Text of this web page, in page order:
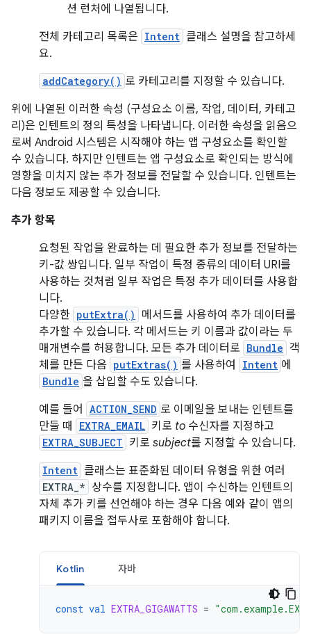
션 런처에 나열됩니다.
전체 카테고리 목록은 Intent 클래스 설명을 참고하세
요.
addCategory() 로 카테고리를 지정할 수 있습니다.
위에 나열된 이러한 속성 (구성요소 이름, 작업, 데이터, 카테고
리)은 인텐트의 정의 특성을 나타냅니다. 이러한 속성을 읽음으
로써 Android 시스템은 시작해야 하는 앱 구성요소를 확인할
수 있습니다. 하지만 인텐트는 앱 구성요소로 확인되는 방식에
영향을 미치지 않는 추가 정보를 전달할 수 있습니다. 인텐트는
다음 정보도 제공할 수 있습니다.
추가 항목
요청된 작업을 완료하는 데 필요한 추가 정보를 전달하는
키-값 쌍입니다. 일부 작업이 특정 종류의 데이터 URI를
사용하는 것처럼 일부 작업은 특정 추가 데이터를 사용합
니다.
다양한 putExtra()
메서드를 사용하여 추가 데이터를
추가할 수 있습니다. 각 메서드는 키 이름과 값이라는 두
매개변수를 허용합니다. 모든 추가 데이터로 Bundle 객
체를 만든 다음 putExtras() 를 사용하여 Intent 에
Bundle 을 삽입할 수도 있습니다.
예를 들어
ACTION_SEND 로 이메일을 보내는 인텐트를
만들 때
EXTRA_EMAIL 키로 to 수신자를 지정하고
EXTRA_SUBJECT 키로 subject를 지정할 수 있습니다.
Intent 클래스는 표준화된 데이터 유형을 위한 여러
EXTRA_* 상수를 지정합니다. 앱이 수신하는 인텐트의
자체 추가 키를 선언해야 하는 경우 다음 예와 같이 앱의
패키지 이름을 접두사로 포함해야 합니다.
Kotlin 자바
const val EXTRA_GIGAWATTS =